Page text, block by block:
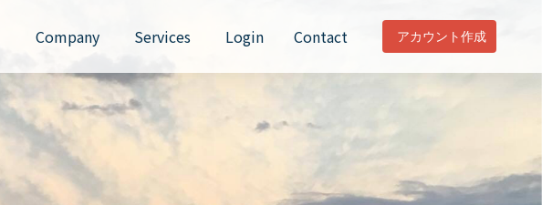
Company Services Login Contact アカウント作成